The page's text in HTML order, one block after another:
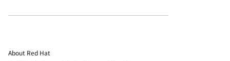
About Red Hat